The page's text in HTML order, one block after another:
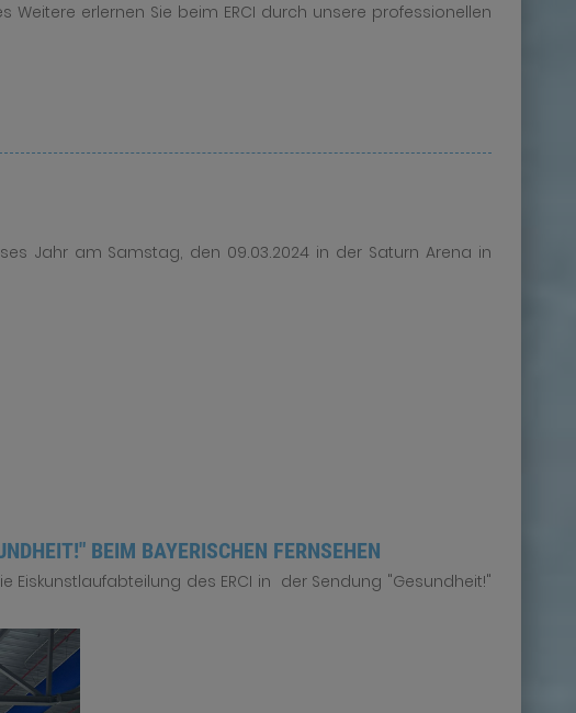
erlernen Sie beim ERCI durch unsere professionellen
Jahr am Samstag, den 09.03.2024 in der Saturn Arena in
BEIM BAYERISCHEN FERNSEHEN
Eiskunstlaufabteilung des ERCI in der Sendung "Gesundheit!"